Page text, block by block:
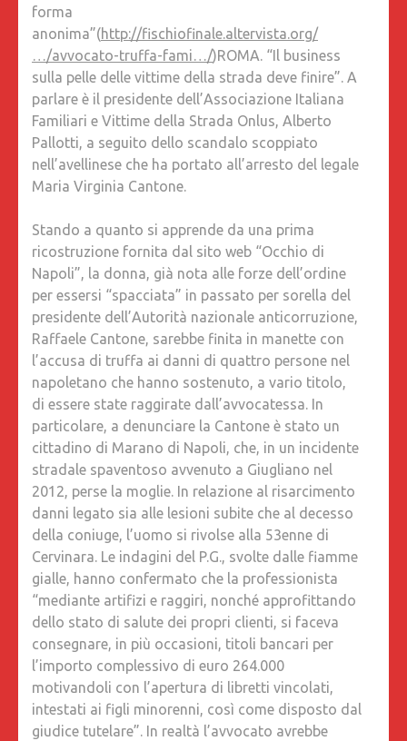
forma
anonima”(http://fischiofinale.altervista.org/
…/avvocato-truffa-fami…/)ROMA. “Il business
sulla pelle delle vittime della strada deve finire”. A
parlare è il presidente dell’Associazione Italiana
Familiari e Vittime della Strada Onlus, Alberto
Pallotti, a seguito dello scandalo scoppiato
nell’avellinese che ha portato all’arresto del legale
Maria Virginia Cantone.
Stando a quanto si apprende da una prima
ricostruzione fornita dal sito web “Occhio di
Napoli”, la donna, già nota alle forze dell’ordine
per essersi “spacciata” in passato per sorella del
presidente dell’Autorità nazionale anticorruzione,
Raffaele Cantone, sarebbe finita in manette con
l’accusa di truffa ai danni di quattro persone nel
napoletano che hanno sostenuto, a vario titolo,
di essere state raggirate dall’avvocatessa. In
particolare, a denunciare la Cantone è stato un
cittadino di Marano di Napoli, che, in un incidente
stradale spaventoso avvenuto a Giugliano nel
2012, perse la moglie. In relazione al risarcimento
danni legato sia alle lesioni subite che al decesso
della coniuge, l’uomo si rivolse alla 53enne di
Cervinara. Le indagini del P.G., svolte dalle fiamme
gialle, hanno confermato che la professionista
“mediante artifizi e raggiri, nonché approfittando
dello stato di salute dei propri clienti, si faceva
consegnare, in più occasioni, titoli bancari per
l’importo complessivo di euro 264.000
motivandoli con l’apertura di libretti vincolati,
intestati ai figli minorenni, così come disposto dal
giudice tutelare”. In realtà l’avvocato avrebbe